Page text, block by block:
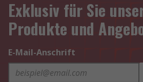
Exklusiv für Sie
Produkte und
E-Mail-Anschrift